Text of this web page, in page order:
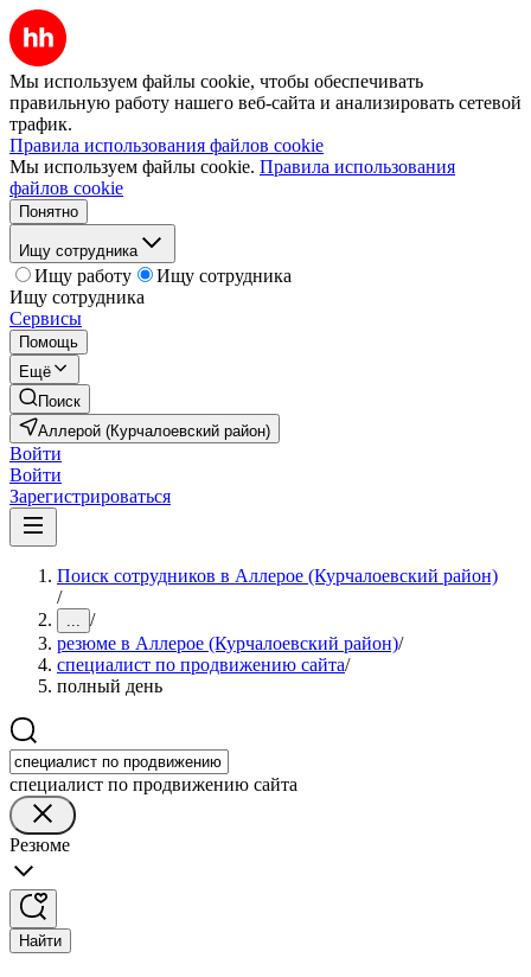
Мы используем файлы cookie, чтобы обеспечивать
правильную работу нашего веб-сайта и анализировать сетевой
трафик.
Правила использования файлов cookie
Мы используем файлы cookie. Правила использования
файлов cookie
Понятно
Ищу сотрудника
Ищу работу
Ищу сотрудника
Ищу сотрудника
Сервисы
Помощь
Ещё
Поиск
Аллерой (Курчалоевский район)
Войти
Войти
Зарегистрироваться
Поиск сотрудников в Аллерое (Курчалоевский район)
/
... /
резюме в Аллерое (Курчалоевский район)/
специалист по продвижению сайта/
полный день
специалист по продвижению сайта
Резюме
Найти